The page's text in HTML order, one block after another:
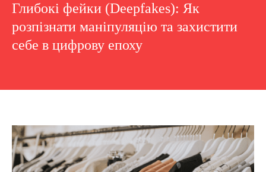
Глибокі фейки (Deepfakes): Як
розпізнати маніпуляцію та захистити
себе в цифрову епоху